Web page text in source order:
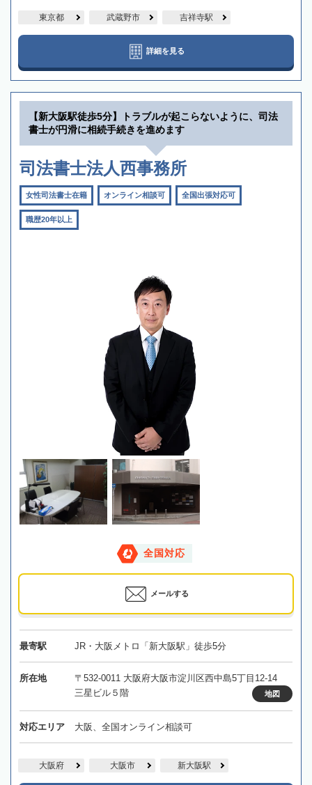
東京都 武蔵野市 吉祥寺駅
詳細を見る
【新大阪駅徒歩5分】トラブルが起こらないように、司法
書士が円滑に相続手続きを進めます
司法書士法人西事務所
女性司法書士在籍 オンライン相談可 全国出張対応可
職歴20年以上
全国対応
メールする
最寄駅 JR・大阪メトロ「新大阪駅」徒歩5分
所在地
〒532-0011 大阪府大阪市淀川区西中島5丁目12-14
三星ビル５階
地図
対応エリア 大阪、全国オンライン相談可
大阪府 大阪市 新大阪駅